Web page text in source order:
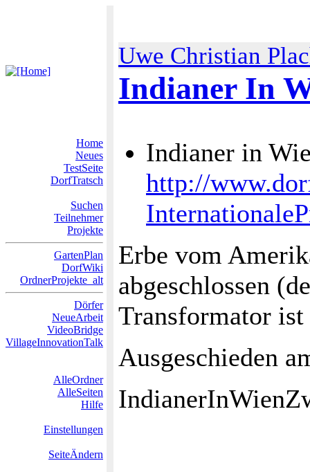
Uwe Christian
Indianer In
Home
Neues
TestSeite
DorfTratsch
Suchen
Teilnehmer
Projekte
GartenPlan
DorfWiki
OrdnerProjekte_alt
Dörfer
NeueArbeit
VideoBridge
VillageInnovationTalk
AlleOrdner
AlleSeiten
Hilfe
Einstellungen
SeiteÄndern
Indianer in
http://
Erbe vom
abgeschlossen
Transformator
Ausgeschieden